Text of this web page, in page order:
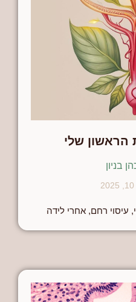
הראשון שלי
בניון
, עיסוי רחם, אחרי לידה